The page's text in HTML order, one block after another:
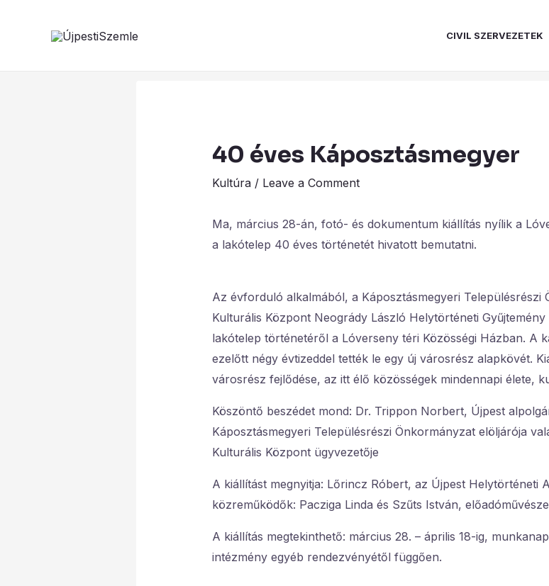
CIVIL SZERVEZETEK
40 éves Káposztásmegyer
Kultúra/ Leave a Comment
Ma, március 28-án, fotó- és dokumentum kiállítás nyílik a
a lakótelep 40 éves történetét hivatott bemutatni.
Az évforduló alkalmából, a Káposztásmegyeri Településrészi
Kulturális Központ Neogrády László Helytörténeti
lakótelep történetéről a Lóverseny téri Közösségi Házban. A
ezelőtt négy évtizeddel tették le egy új városrész alapkövét.
városrész fejlődése, az itt élő közösségek mindennapi élete,
Köszöntő beszédet mond: Dr. Trippon Norbert, Újpest
Káposztásmegyeri Településrészi Önkormányzat elöljárója
Kulturális Központ ügyvezetője
A kiállítást megnyitja: Lőrincz Róbert, az Újpest Helytörténeti
közreműködők: Pacziga Linda és Szűts István,
A kiállítás megtekinthető: március 28. – április 18-ig,
intézmény egyéb rendezvényétől függően.